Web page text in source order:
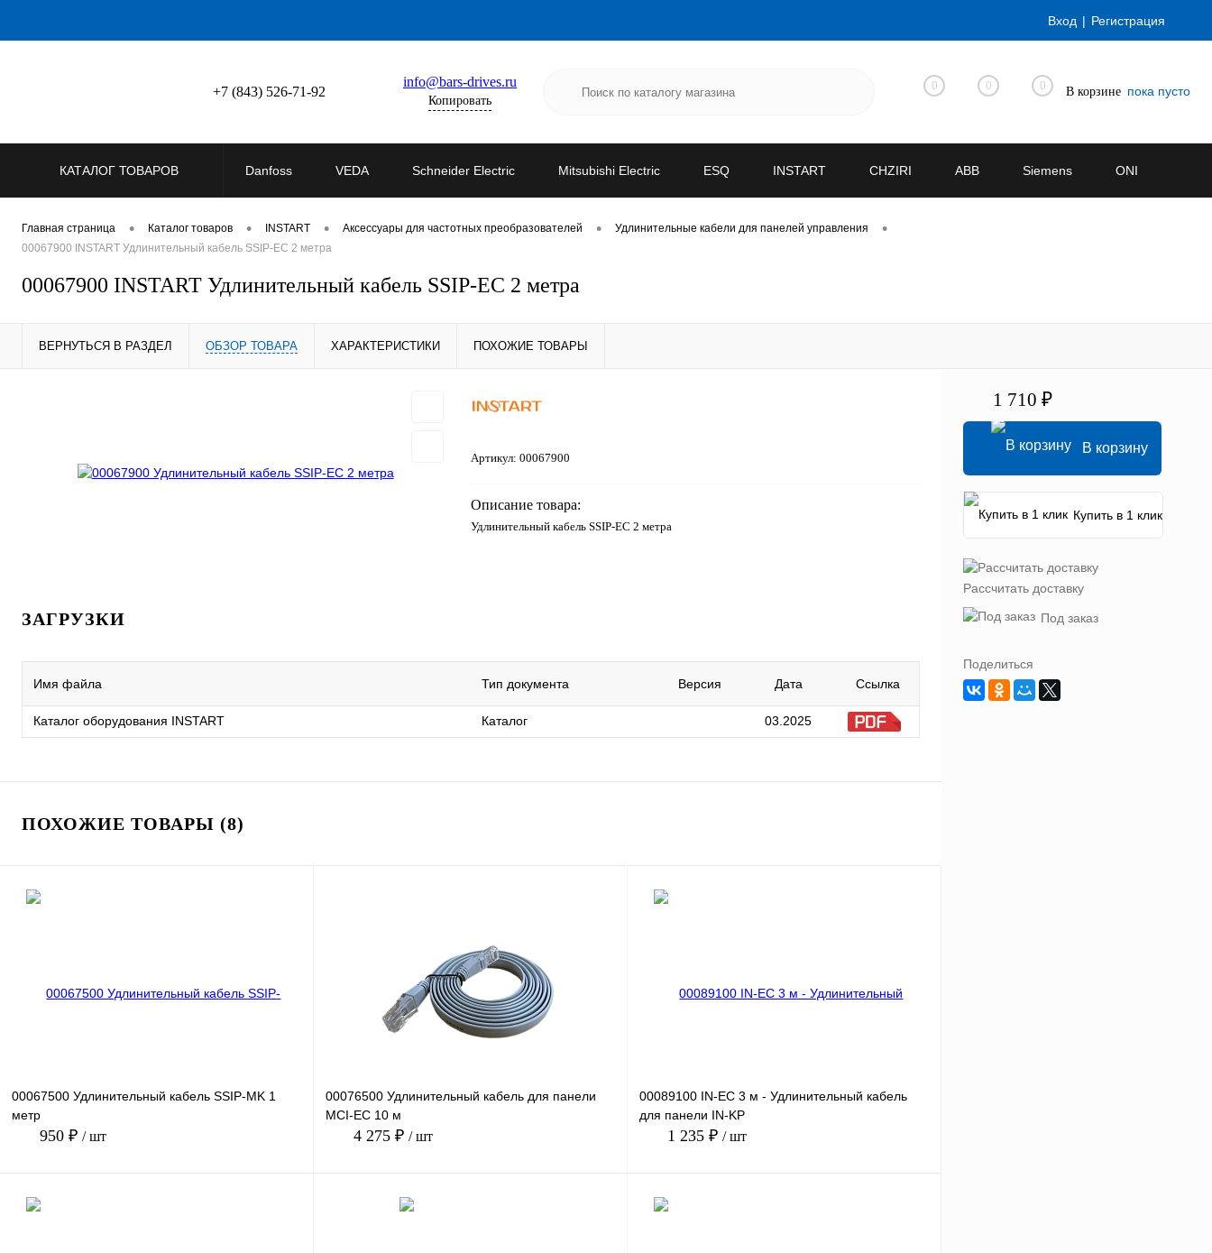
Вход Регистрация
+7 (843) 526-71-92
info@bars-drives.ru
Копировать
0 0 0 В корзине пока пусто
КАТАЛОГ ТОВАРОВ Danfoss VEDA Schneider Electric Mitsubishi Electric ESQ INSTART CHZIRI ABB Siemens ONI
Главная страница • Каталог товаров • INSTART • Аксессуары для частотных преобразователей • Удлинительные кабели для панелей управления •
00067900 INSTART Удлинительный кабель SSIP-EC 2 метра
00067900 INSTART Удлинительный кабель SSIP-EC 2 метра
ВЕРНУТЬСЯ В РАЗДЕЛ ОБЗОР ТОВАРА ХАРАКТЕРИСТИКИ ПОХОЖИЕ ТОВАРЫ
Артикул: 00067900
Описание товара:
Удлинительный кабель SSIP-EC 2 метра
ЗАГРУЗКИ
Имя файла Тип документа Версия Дата Ссылка
Каталог оборудования INSTART Каталог 03.2025
ПОХОЖИЕ ТОВАРЫ (8)
00067500 Удлинительный кабель SSIP-MK 1
метр
950 ₽ / шт
00076500 Удлинительный кабель для панели
MCI-EC 10 м
4 275 ₽ / шт
00089100 IN-EC 3 м - Удлинительный кабель
для панели IN-KP
1 235 ₽ / шт
1 710 ₽
В корзину
Купить в 1 клик
Рассчитать доставку
Под заказ
Поделиться